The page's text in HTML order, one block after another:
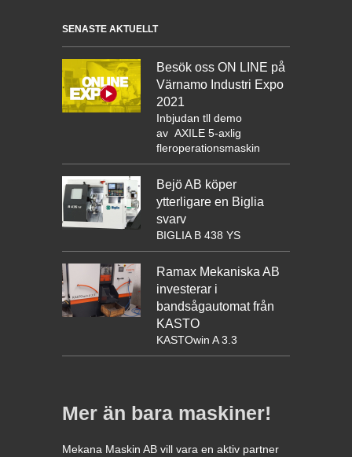
SENASTE AKTUELLT
Besök oss ON LINE på
Värnamo Industri Expo
2021
Inbjudan tll demo
av AXILE 5-axlig
fleroperationsmaskin
Bejö AB köper
ytterligare en Biglia
svarv
BIGLIA B 438 YS
Ramax Mekaniska AB
investerar i
bandsågautomat från
KASTO
KASTOwin A 3.3
Mer än bara maskiner!
Mekana Maskin AB vill vara en aktiv partner